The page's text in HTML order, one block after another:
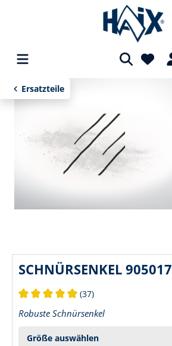
springen
Ersatzteile
SCHNÜRSENKEL 905017
(37)
Robuste Schnürsenkel